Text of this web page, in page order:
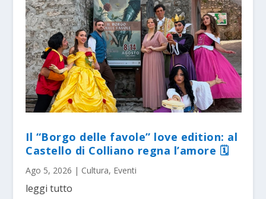
Il “Borgo delle favole” love edition: al
Castello di Colliano regna l’amore 🗓
Ago 5, 2026 | Cultura, Eventi
leggi tutto